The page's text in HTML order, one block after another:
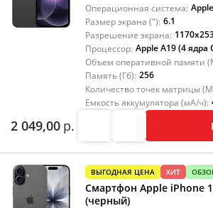
Операционная система:
Размер экрана ("): 6.1
Разрешение экрана:
Процессор: Apple A19 (4 ядра
Объем оперативной памяти
Память (Гб): 256
Количество точек матрицы
Емкость аккумулятора (мА/ч):
2 049,00 р.
ВЫГОДНАЯ ЦЕНА ХИТ
Смартфон Apple iPhone
(черный)